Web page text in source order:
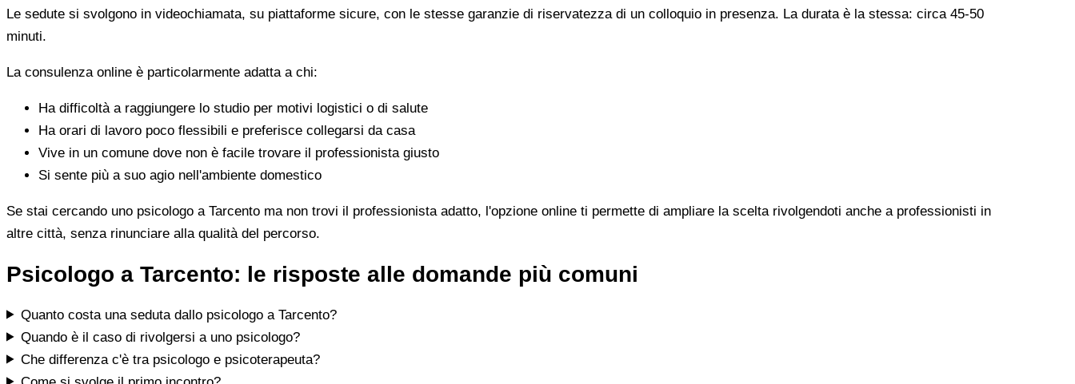
Le sedute si svolgono in videochiamata, su piattaforme sicure, con le stesse garanzie di riservatezza di un colloquio in presenza. La durata è la stessa: circa 45-50
minuti.
La consulenza online è particolarmente adatta a chi:
Ha difficoltà a raggiungere lo studio per motivi logistici o di salute
Ha orari di lavoro poco flessibili e preferisce collegarsi da casa
Vive in un comune dove non è facile trovare il professionista giusto
Si sente più a suo agio nell'ambiente domestico
Se stai cercando uno psicologo a Tarcento ma non trovi il professionista adatto, l'opzione online ti permette di ampliare la scelta rivolgendoti anche a professionisti in
altre città, senza rinunciare alla qualità del percorso.
Psicologo a Tarcento: le risposte alle domande più comuni
Quanto costa una seduta dallo psicologo a Tarcento?
Quando è il caso di rivolgersi a uno psicologo?
Che differenza c'è tra psicologo e psicoterapeuta?